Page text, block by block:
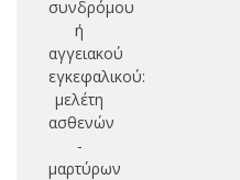
συνδρόμου
ή
αγγειακού
εγκεφαλικού:
μελέτη
ασθενών
-
μαρτύρων